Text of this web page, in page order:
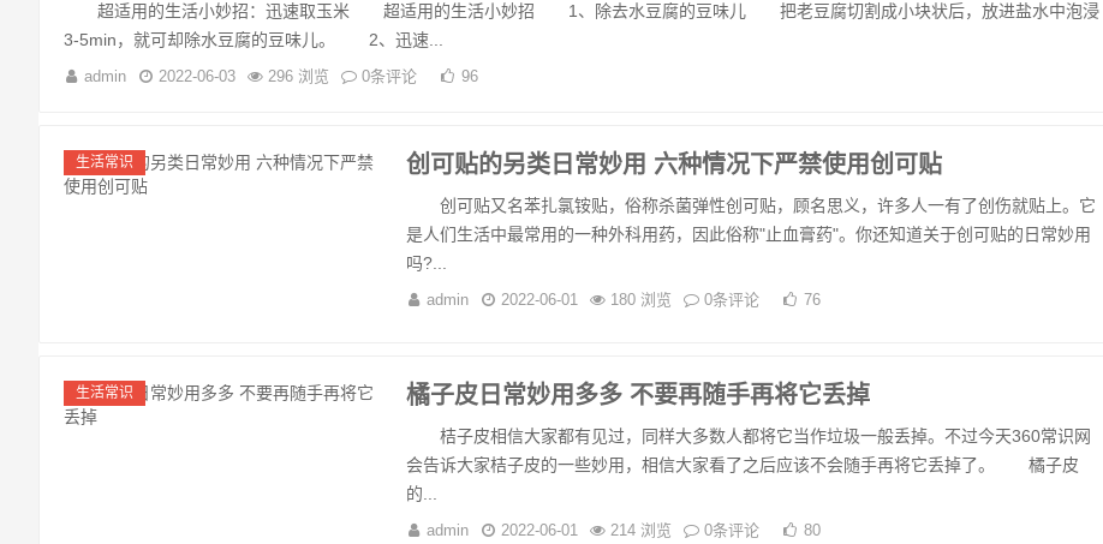
超适用的生活小妙招：迅速取玉米 超适用的生活小妙招 1、除去水豆腐的豆味儿 把老豆腐切割成小块状后，放进盐水中泡浸
3-5min，就可却除水豆腐的豆味儿。 2、迅速...
admin 2022-06-03 296 浏览 0条评论 96
生活常识 创可贴的另类日常妙用 六种情况下严禁使用创可贴
创可贴又名苯扎氯铵贴，俗称杀菌弹性创可贴，顾名思义，许多人一有了创伤就贴上。它
是人们生活中最常用的一种外科用药，因此俗称"止血膏药"。你还知道关于创可贴的日常妙用
吗?...
admin 2022-06-01 180 浏览 0条评论 76
生活常识 橘子皮日常妙用多多 不要再随手再将它丢掉
桔子皮相信大家都有见过，同样大多数人都将它当作垃圾一般丢掉。不过今天360常识网
会告诉大家桔子皮的一些妙用，相信大家看了之后应该不会随手再将它丢掉了。 橘子皮
的...
admin 2022-06-01 214 浏览 0条评论 80